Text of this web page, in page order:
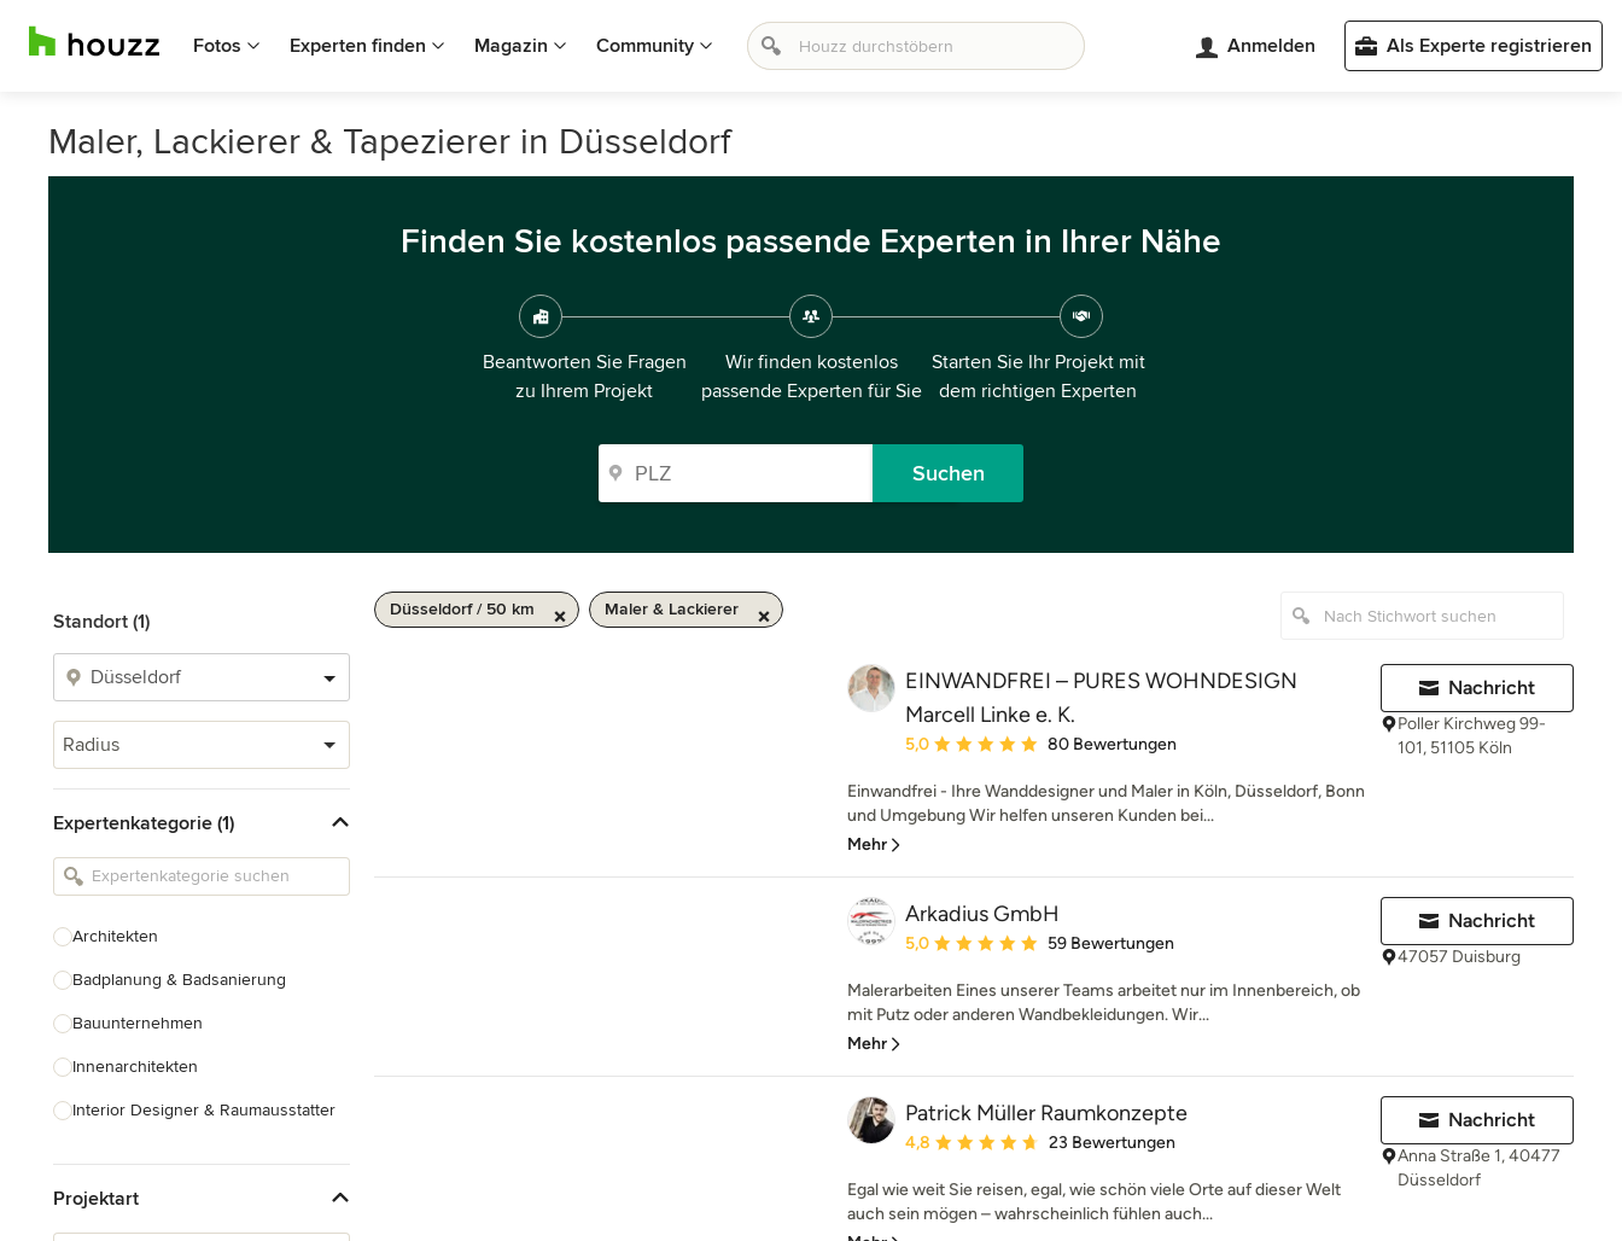
Fotos Experten finden Magazin Community Anmelden Als Experte registrieren
Maler, Lackierer & Tapezierer in Düsseldorf
Finden Sie kostenlos passende Experten in Ihrer Nähe
Beantworten Sie Fragen
zu Ihrem Projekt
Wir finden kostenlos
passende Experten für Sie
Starten Sie Ihr Projekt mit
dem richtigen Experten
Suchen
Standort (1)
Radius
Expertenkategorie (1)
Architekten
Badplanung & Badsanierung
Bauunternehmen
Innenarchitekten
Interior Designer & Raumausstatter
Landschaftsarchitekten
Projektart
Düsseldorf / 50 km Maler & Lackierer
EINWANDFREI – PURES WOHNDESIGN
Marcell Linke e. K.
Durchschnittliche Bewertung: 5 von 5 Sternen
5,0 80 Bewertungen
Einwandfrei - Ihre Wanddesigner und Maler in Köln, Düsseldorf, Bonn
und Umgebung Wir helfen unseren Kunden bei...
Mehr
Nachricht
Poller Kirchweg 99-
101, 51105 Köln
Arkadius GmbH
Durchschnittliche Bewertung: 5 von 5 Sternen
5,0 59 Bewertungen
Malerarbeiten Eines unserer Teams arbeitet nur im Innenbereich, ob
mit Putz oder anderen Wandbekleidungen. Wir...
Mehr
Nachricht
47057 Duisburg
Patrick Müller Raumkonzepte
Durchschnittliche Bewertung: 4.8 von 5 Sternen
4,8 23 Bewertungen
Egal wie weit Sie reisen, egal, wie schön viele Orte auf dieser Welt
auch sein mögen – wahrscheinlich fühlen auch...
Nachricht
Anna Straße 1, 40477
Düsseldorf